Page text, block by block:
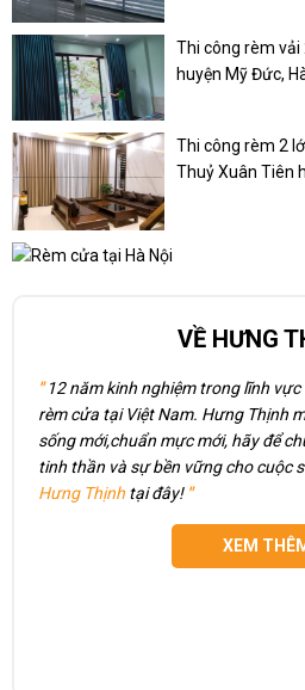
Thi công rèm
huyện Mỹ Đức,
Thi công rèm 2
Thuỷ Xuân Tiên
VỀ HƯNG
"12 năm kinh nghiệm trong lĩnh
rèm cửa tại Việt Nam. Hưng Thịnh
sống mới,chuẩn mực mới, hãy để
tinh thần và sự bền vững cho cuộc
Hưng Thịnh tại đây! "
XEM